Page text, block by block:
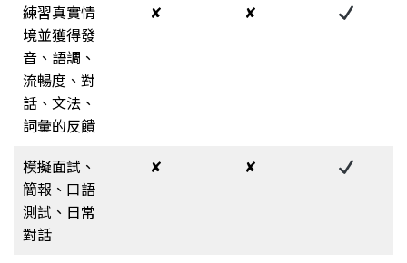
練習真實情
境並獲得發
音、語調、
流暢度、對
話、文法、
詞彙的反饋
✘ ✘
模擬面試、
簡報、口語
測試、日常
對話
✘ ✘